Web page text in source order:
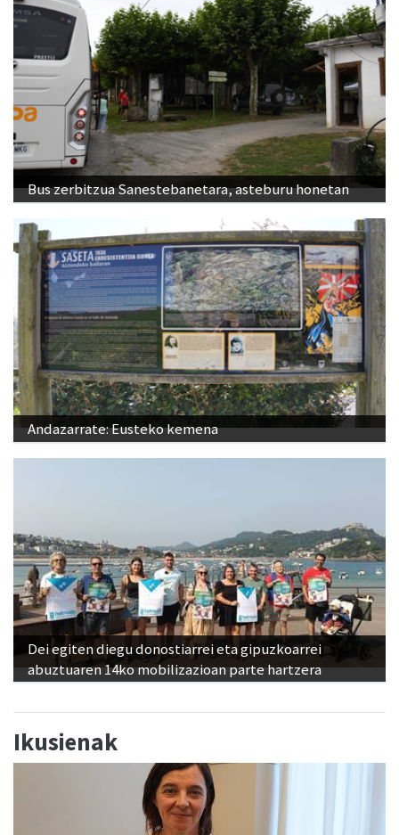
Bus zerbitzua Sanestebanetara, asteburu honetan
Andazarrate: Eusteko kemena
Dei egiten diegu donostiarrei eta gipuzkoarrei
abuztuaren 14ko mobilizazioan parte hartzera
Ikusienak